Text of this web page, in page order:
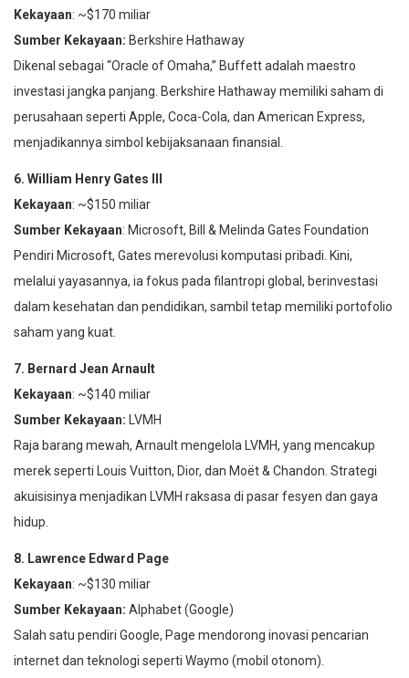
Kekayaan: ~$170 miliar
Sumber Kekayaan: Berkshire Hathaway
Dikenal sebagai “Oracle of Omaha,” Buffett adalah maestro
investasi jangka panjang. Berkshire Hathaway memiliki saham di
perusahaan seperti Apple, Coca-Cola, dan American Express,
menjadikannya simbol kebijaksanaan finansial.
6. William Henry Gates III
Kekayaan: ~$150 miliar
Sumber Kekayaan: Microsoft, Bill & Melinda Gates Foundation
Pendiri Microsoft, Gates merevolusi komputasi pribadi. Kini,
melalui yayasannya, ia fokus pada filantropi global, berinvestasi
dalam kesehatan dan pendidikan, sambil tetap memiliki portofolio
saham yang kuat.
7. Bernard Jean Arnault
Kekayaan: ~$140 miliar
Sumber Kekayaan: LVMH
Raja barang mewah, Arnault mengelola LVMH, yang mencakup
merek seperti Louis Vuitton, Dior, dan Moët & Chandon. Strategi
akuisisinya menjadikan LVMH raksasa di pasar fesyen dan gaya
hidup.
8. Lawrence Edward Page
Kekayaan: ~$130 miliar
Sumber Kekayaan: Alphabet (Google)
Salah satu pendiri Google, Page mendorong inovasi pencarian
internet dan teknologi seperti Waymo (mobil otonom).